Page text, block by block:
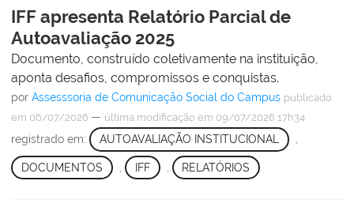
IFF apresenta Relatório Parcial de
Autoavaliação 2025
Documento, construído coletivamente na instituição,
aponta desafios, compromissos e conquistas.
por Assesssoria de Comunicação Social do Campus publicado
em 06/07/2026 — última modificação em 09/07/2026 17h34
registrado em: AUTOAVALIAÇÃO INSTITUCIONAL ,
DOCUMENTOS IFF RELATÓRIOS